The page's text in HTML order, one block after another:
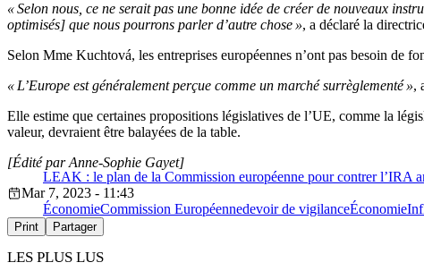
« Selon nous, ce ne serait pas une bonne idée de créer de nouveaux
optimisés] que nous pourrons parler d’autre chose », a déclaré la
Selon Mme Kuchtová, les entreprises européennes n’ont pas besoin de
« L’Europe est généralement perçue comme un marché surrèglementé »,
Elle estime que certaines propositions législatives de l’UE, comme la
valeur, devraient être balayées de la table.
LEAK : le plan de la Commission européenne pour contrer l’IRA
[Édité par Anne-Sophie Gayet]
Mar 7, 2023 - 11:43
ÉconomieCommission Européennedevoir de vigilanceÉconomie
Print Partager
LES PLUS LUS